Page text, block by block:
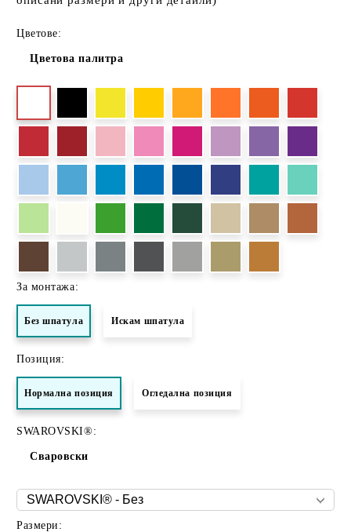
Цветове:
Цветова палитра
За монтажа:
Без шпатула Искам шпатула
Позиция:
Нормалнa позиция Огледална позиция
SWAROVSKI®:
Сваровски
Размери: